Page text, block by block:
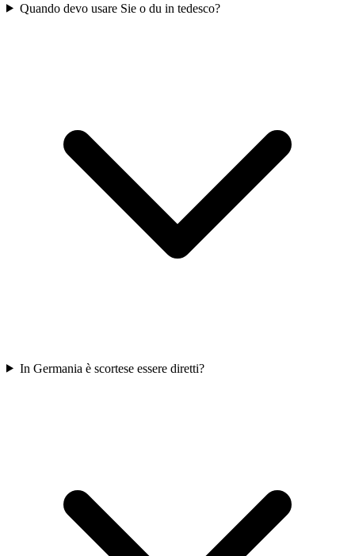
Quando devo usare Sie o du in tedesco?
In Germania è scortese essere diretti?